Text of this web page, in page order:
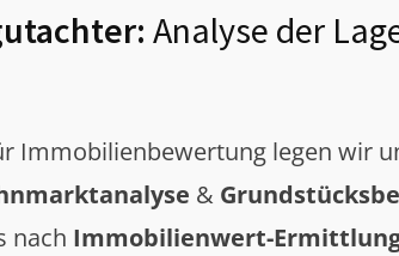
Analyse der
Immobilienbewertung legen wir
&
nach Immobilienwert-